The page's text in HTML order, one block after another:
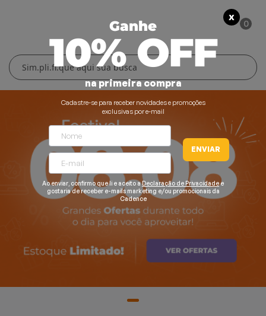
0
X
Ganhe
10% OFF
na primeira compra
Cadastre-se para receber novidades e promoções
exclusivas por e-mail
ENVIAR
Ao enviar, confirmo que li e aceito aDeclaração de Privacidadee
gostaria de receber e-mails marketing e/ou promocionais da
Cadence
Cozinha
Blenders
Liquidificadores
Grills e Sanduicheiras
Chaleiras Elétricas
Lar
Ferros e Passadeiras
Conforto Térmico
Aquecedores
Climatizadores
Ventiladores
Cuidados Pessoais
Escovas Secadoras
Cortadores de Cabelo
Pranchas